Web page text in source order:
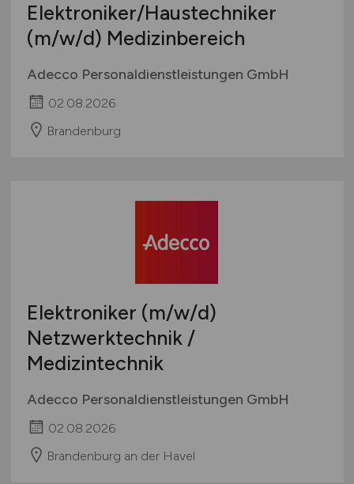
Elektroniker/Haustechniker
(m/w/d) Medizinbereich
Adecco Personaldienstleistungen GmbH
02.08.2026
Brandenburg
Elektroniker (m/w/d)
Netzwerktechnik /
Medizintechnik
Adecco Personaldienstleistungen GmbH
02.08.2026
Brandenburg an der Havel